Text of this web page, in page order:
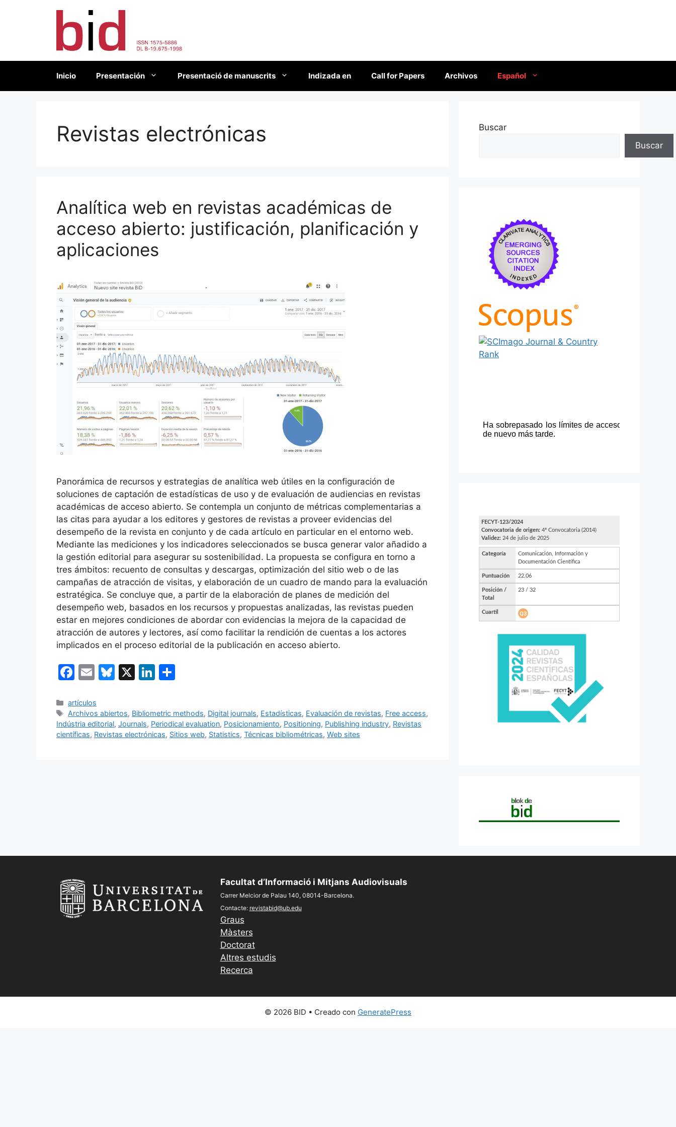
Inicio Presentación Presentació de manuscrits Indizada en Call for Papers Archivos Español
Revistas electrónicas
Analítica web en revistas académicas de
acceso abierto: justificación, planificación y
aplicaciones
Panorámica de recursos y estrategias de analítica web útiles en la configuración de
soluciones de captación de estadísticas de uso y de evaluación de audiencias en revistas
académicas de acceso abierto. Se contempla un conjunto de métricas complementarias a
las citas para ayudar a los editores y gestores de revistas a proveer evidencias del
desempeño de la revista en conjunto y de cada artículo en particular en el entorno web.
Mediante las mediciones y los indicadores seleccionados se busca generar valor añadido a
la gestión editorial para asegurar su sostenibilidad. La propuesta se configura en torno a
tres ámbitos: recuento de consultas y descargas, optimización del sitio web o de las
campañas de atracción de visitas, y elaboración de un cuadro de mando para la evaluación
estratégica. Se concluye que, a partir de la elaboración de planes de medición del
desempeño web, basados en los recursos y propuestas analizadas, las revistas pueden
estar en mejores condiciones de abordar con evidencias la mejora de la capacidad de
atracción de autores y lectores, así como facilitar la rendición de cuentas a los actores
implicados en el proceso editorial de la publicación en acceso abierto.
F
c
e
b
E
ai
l
Bl
s
k
X
Li
e
dI
p
ar
Categorías
artículos
Etiquetas
Archivos abiertos, Bibliometric methods, Digital journals, Estadísticas, Evaluación de revistas, Free access,
Indústria editorial, Journals, Periodical evaluation, Posicionamiento, Positioning, Publishing industry, Revistas
científicas, Revistas electrónicas, Sitios web, Statistics, Técnicas bibliométricas, Web sites
Buscar
Buscar
Facultat d’Informació i Mitjans Audiovisuals
Carrer Melcior de Palau 140, 08014-Barcelona.
Contacte: revistabid@ub.edu
Graus
Màsters
Doctorat
Altres estudis
Recerca
© 2026 BID • Creado con GeneratePress